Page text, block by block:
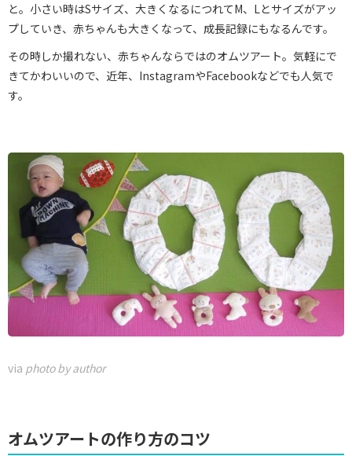
と。小さい時はSサイズ、大きくなるにつれてM、Lとサイズがアッ
プしていき、赤ちゃんも大きくなって、成長記録にもなるんです。
その時しか撮れない、赤ちゃんならではのオムツアート。気軽にで
きてかわいいので、近年、InstagramやFacebookなどでも人気で
す。
via photo by author
オムツアートの作り方のコツ